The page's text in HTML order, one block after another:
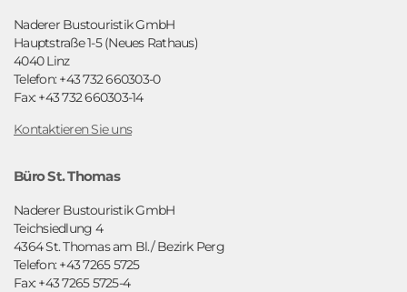
Naderer Bustouristik GmbH
Hauptstraße 1-5 (Neues Rathaus)
4040 Linz
Telefon: +43 732 660303-0
Fax: +43 732 660303-14
Kontaktieren Sie uns
Büro St. Thomas
Naderer Bustouristik GmbH
Teichsiedlung 4
4364 St. Thomas am Bl./ Bezirk Perg
Telefon: +43 7265 5725
Fax: +43 7265 5725-4